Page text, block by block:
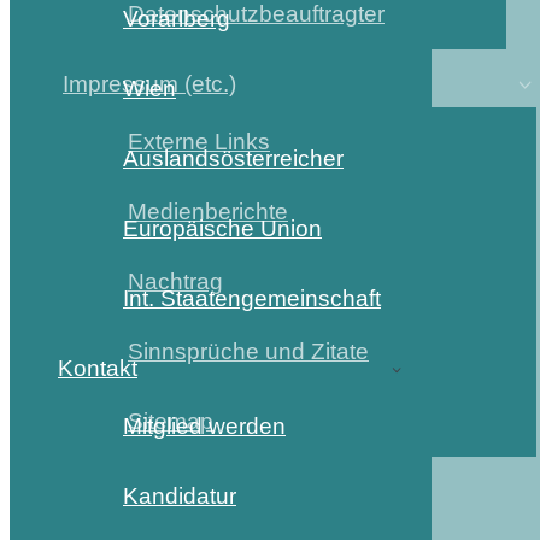
Datenschutzbeauftragter
Impressum (etc.)
Externe Links
Medienberichte
Nachtrag
Sinnsprüche und Zitate
Sitemap
Vorarlberg
Wien
Auslandsösterreicher
Europäische Union
Int. Staatengemeinschaft
Kontakt
Mitglied werden
Kandidatur